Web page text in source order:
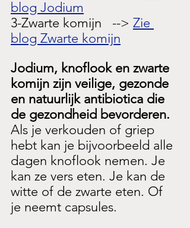
blog Jodium
3-Zwarte komijn   --> Zie
blog Zwarte komijn
Jodium, knoflook en zwarte
komijn zijn veilige, gezonde
en natuurlijk antibiotica die
de gezondheid bevorderen.
Als je verkouden of griep
hebt kan je bijvoorbeeld alle
dagen knoflook nemen. Je
kan ze vers eten. Je kan de
witte of de zwarte eten. Of
je neemt capsules.